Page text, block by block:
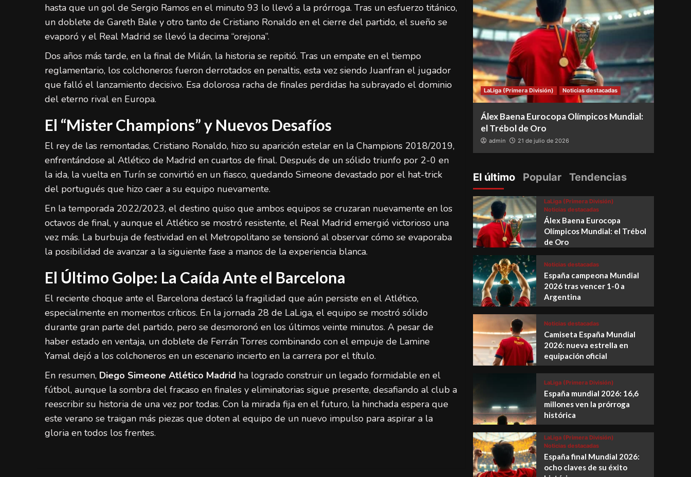
hasta que un gol de Sergio Ramos en el minuto 93 lo llevó a la prórroga. Tras un esfuerzo titánico,
un doblete de Gareth Bale y otro tanto de Cristiano Ronaldo en el cierre del partido, el sueño se
evaporó y el Real Madrid se llevó la decima “orejona”.
Dos años más tarde, en la final de Milán, la historia se repitió. Tras un empate en el tiempo
reglamentario, los colchoneros fueron derrotados en penaltis, esta vez siendo Juanfran el jugador
que falló el lanzamiento decisivo. Esa dolorosa racha de finales perdidas ha subrayado el dominio
del eterno rival en Europa.
El “Mister Champions” y Nuevos Desafíos
El rey de las remontadas, Cristiano Ronaldo, hizo su aparición estelar en la Champions 2018/2019,
enfrentándose al Atlético de Madrid en cuartos de final. Después de un sólido triunfo por 2-0 en
la ida, la vuelta en Turín se convirtió en un fiasco, quedando Simeone devastado por el hat-trick
del portugués que hizo caer a su equipo nuevamente.
En la temporada 2022/2023, el destino quiso que ambos equipos se cruzaran nuevamente en los
octavos de final, y aunque el Atlético se mostró resistente, el Real Madrid emergió victorioso una
vez más. La burbuja de festividad en el Metropolitano se tensionó al observar cómo se evaporaba
la posibilidad de avanzar a la siguiente fase a manos de la experiencia blanca.
El Último Golpe: La Caída Ante el Barcelona
El reciente choque ante el Barcelona destacó la fragilidad que aún persiste en el Atlético,
especialmente en momentos críticos. En la jornada 28 de LaLiga, el equipo se mostró sólido
durante gran parte del partido, pero se desmoronó en los últimos veinte minutos. A pesar de
haber estado en ventaja, un doblete de Ferrán Torres combinando con el empuje de Lamine
Yamal dejó a los colchoneros en un escenario incierto en la carrera por el título.
En resumen, Diego Simeone Atlético Madrid ha logrado construir un legado formidable en el
fútbol, aunque la sombra del fracaso en finales y eliminatorias sigue presente, desafiando al club a
reescribir su historia de una vez por todas. Con la mirada fija en el futuro, la hinchada espera que
este verano se traigan más piezas que doten al equipo de un nuevo impulso para aspirar a la
gloria en todos los frentes.
LaLiga (Primera División) Noticias destacadas
su éxito histórico
LaLiga (Primera División) Noticias destacadas
Álex Baena Eurocopa Olímpicos Mundial:
el Trébol de Oro
admin 21 de julio de 2026
El último Popular Tendencias
LaLiga (Primera División)
Noticias destacadas
Álex Baena Eurocopa
Olímpicos Mundial: el Trébol
de Oro
Noticias destacadas
España campeona Mundial
2026 tras vencer 1-0 a
Argentina
Noticias destacadas
Camiseta España Mundial
2026: nueva estrella en
equipación oficial
LaLiga (Primera División)
España mundial 2026: 16,6
millones ven la prórroga
histórica
LaLiga (Primera División)
Noticias destacadas
España final Mundial 2026:
ocho claves de su éxito